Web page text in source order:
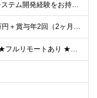
◆学歴不問 ◆何らかのシステム開発経験をお持ちの方 ｜年数・言語・業界不問 ｜目安：1年以上の経験があり、一人称で業務ができる方を想定しています ★まずは堅苦しさのないカジュアル面談からスタート！
◆年俸400万円～1,000万円＋賞与年2回（2ヶ月分以上支給の実績あり） ※上記を14分割し、月ごとにお支払いいたします ※経験・能力・スキルに加え、案件単価を加味して決定いたします ※固定残業代
★リモート案件9割以上 ★フルリモートあり ★希望を考慮してアサイン ……… 東京都、神奈川県、埼玉県、千葉県のプロジェクト先での勤務となります。 ＜補足＞ 【本社所在地】 東京都渋谷区代々木1-3